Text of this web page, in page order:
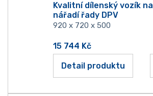
Kvalitní dílenský vozík na
nářadí řady DPV
920 x 720 x 500
15 744 Kč
Detail produktu